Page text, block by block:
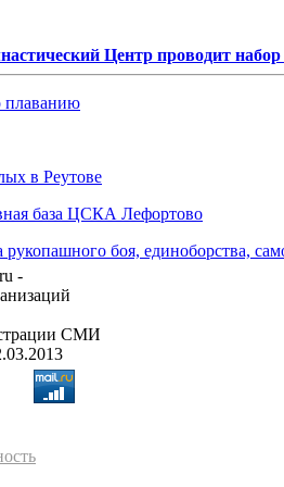
Центр проводит набор
плаванию
в Реутове
база ЦСКА Лефортово
боя, единоборства,
-
СМИ